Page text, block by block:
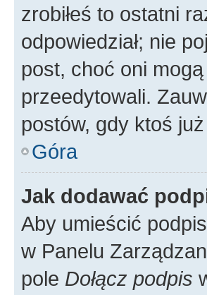
zrobiłeś to ostatni
odpowiedział; nie
post, choć oni
przeedytowali.
postów, gdy ktoś
Góra
Jak dodawać
Aby umieścić
w Panelu
pole Dołącz podpis